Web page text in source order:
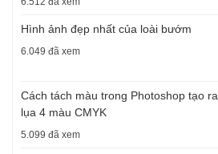
Hình ảnh đẹp nhất của loài bướm
6.049 đã xem
Cách tách màu trong Photoshop tạo
lụa 4 màu CMYK
5.099 đã xem